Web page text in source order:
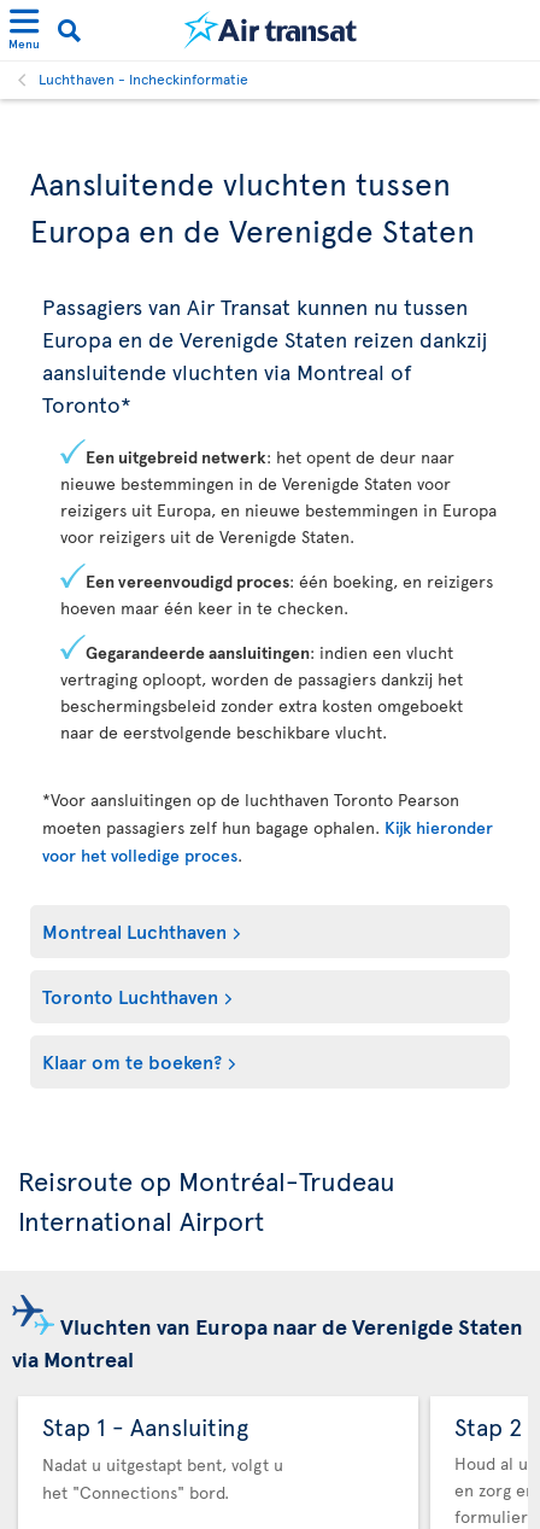
Menu
Luchthaven - Incheckinformatie
Aansluitende vluchten tussen
Europa en de Verenigde Staten
Passagiers van Air Transat kunnen nu tussen
Europa en de Verenigde Staten reizen dankzij
aansluitende vluchten via Montreal of
Toronto*
Een uitgebreid netwerk: het opent de deur naar
nieuwe bestemmingen in de Verenigde Staten voor
reizigers uit Europa, en nieuwe bestemmingen in Europa
voor reizigers uit de Verenigde Staten.
Een vereenvoudigd proces: één boeking, en reizigers
hoeven maar één keer in te checken.
Gegarandeerde aansluitingen: indien een vlucht
vertraging oploopt, worden de passagiers dankzij het
beschermingsbeleid zonder extra kosten omgeboekt
naar de eerstvolgende beschikbare vlucht.
*Voor aansluitingen op de luchthaven Toronto Pearson
moeten passagiers zelf hun bagage ophalen. Kijk hieronder
voor het volledige proces.
Montreal Luchthaven
Toronto Luchthaven
Klaar om te boeken?
Reisroute op Montréal-Trudeau
International Airport
Vluchten van Europa naar de Verenigde Staten
via Montreal
Stap 1 - Aansluiting
Nadat u uitgestapt bent, volgt u
het "Connections" bord.
Stap 2
Houd al
en zorg